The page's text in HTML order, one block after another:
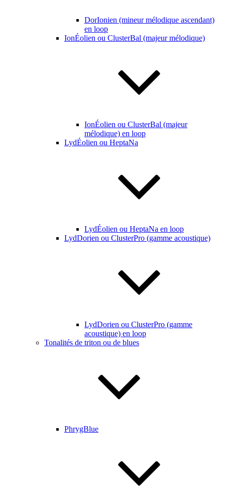
DorIonien (mineur mélodique ascendant)
en loop
IonÉolien ou ClusterBal (majeur mélodique)
IonÉolien ou ClusterBal (majeur
mélodique) en loop
LydÉolien ou HeptaNa
LydÉolien ou HeptaNa en loop
LydDorien ou ClusterPro (gamme acoustique)
LydDorien ou ClusterPro (gamme
acoustique) en loop
Tonalités de triton ou de blues
PhrygBlue